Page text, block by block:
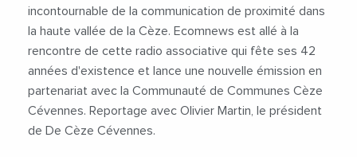
incontournable de la communication de proximité dans
la haute vallée de la Cèze. Ecomnews est allé à la
rencontre de cette radio associative qui fête ses 42
années d'existence et lance une nouvelle émission en
partenariat avec la Communauté de Communes Cèze
Cévennes. Reportage avec Olivier Martin, le président
de De Cèze Cévennes.